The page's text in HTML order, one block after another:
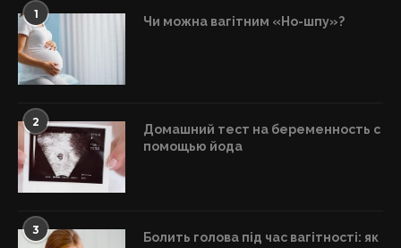
1 Чи можна вагітним «Но-шпу»?
2
Домашний тест на беременность с
помощью йода
3
Болить голова під час вагітності: як